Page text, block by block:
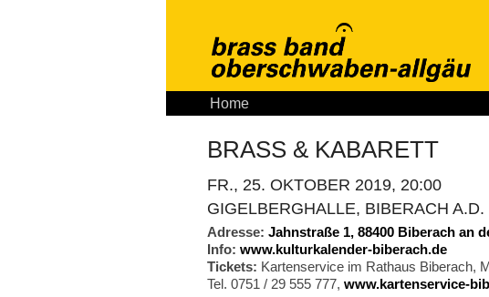
Home
BRASS & KABARETT
FR., 25. OKTOBER 2019, 20:00
GIGELBERGHALLE, BIBERACH A.D.
Adresse: Jahnstraße 1, 88400 Biberach an
Info: www.kulturkalender-biberach.de
Tickets: Kartenservice im Rathaus Biberach,
Tel. 0751 / 29 555 777, www.kartenservice-